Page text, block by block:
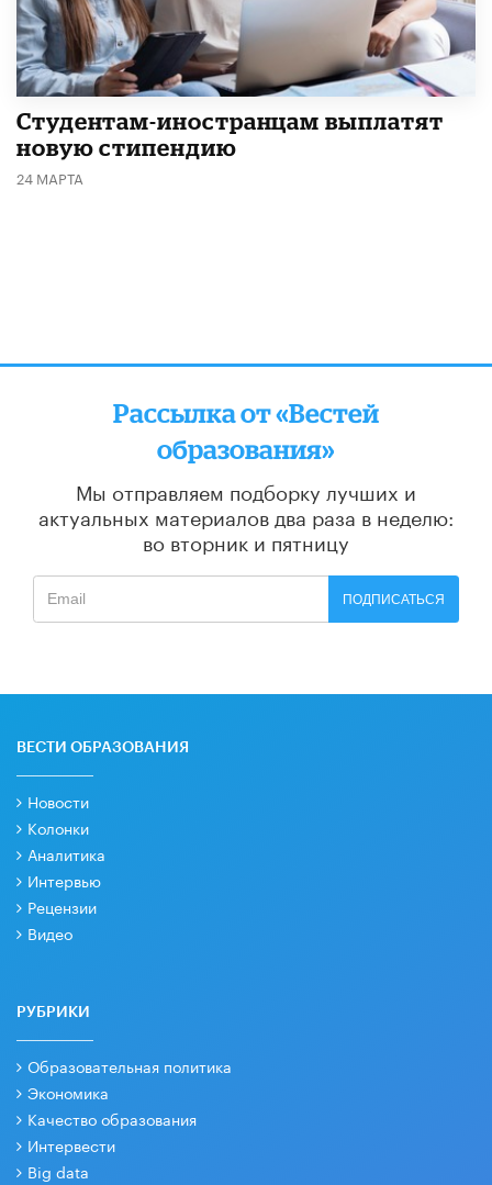
Студентам-иностранцам выплатят
новую стипендию
24 МАРТА
Рассылка от «Вестей
образования»
Мы отправляем подборку лучших и
актуальных материалов два раза в неделю:
во вторник и пятницу
ПОДПИСАТЬСЯ
ВЕСТИ ОБРАЗОВАНИЯ
Новости
Колонки
Аналитика
Интервью
Рецензии
Видео
РУБРИКИ
Образовательная политика
Экономика
Качество образования
Интервести
Big data